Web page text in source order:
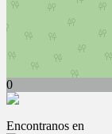
0
Encontranos en